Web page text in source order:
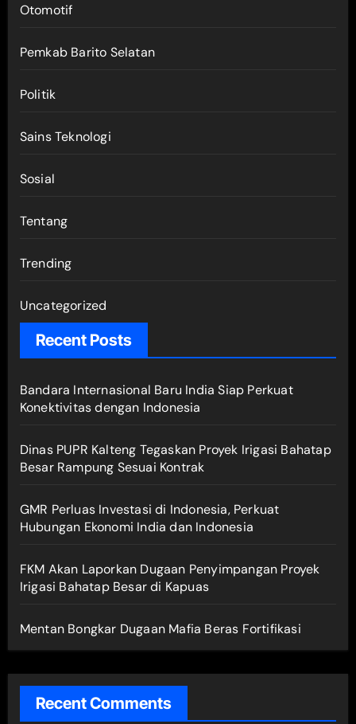
Otomotif
Pemkab Barito Selatan
Politik
Sains Teknologi
Sosial
Tentang
Trending
Uncategorized
Recent Posts
Bandara Internasional Baru India Siap Perkuat
Konektivitas dengan Indonesia
Dinas PUPR Kalteng Tegaskan Proyek Irigasi Bahatap
Besar Rampung Sesuai Kontrak
GMR Perluas Investasi di Indonesia, Perkuat
Hubungan Ekonomi India dan Indonesia
FKM Akan Laporkan Dugaan Penyimpangan Proyek
Irigasi Bahatap Besar di Kapuas
Mentan Bongkar Dugaan Mafia Beras Fortifikasi
Recent Comments